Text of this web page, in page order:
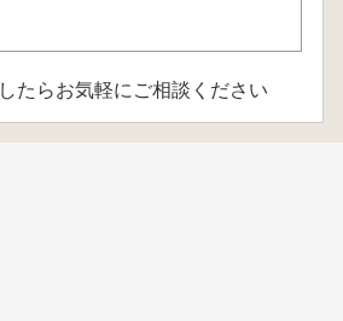
たらお気軽にご相談ください